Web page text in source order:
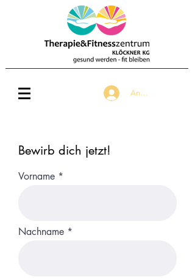
Anmelden
Bewirb dich jetzt!
Vorname
Nachname